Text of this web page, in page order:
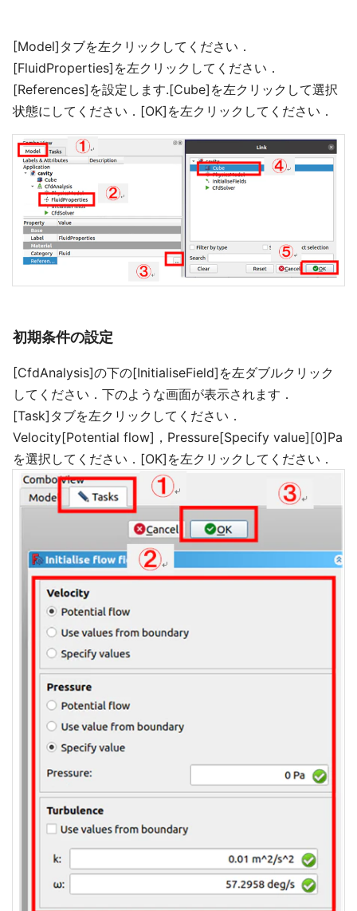
[Model]タブを左クリックしてください．
[FluidProperties]を左クリックしてください．
[References]を設定します.[Cube]を左クリックして選択
状態にしてください．[OK]を左クリックしてください．
初期条件の設定
[CfdAnalysis]の下の[InitialiseField]を左ダブルクリック
してください．下のような画面が表示されます．
[Task]タブを左クリックしてください．
Velocity[Potential flow]，Pressure[Specify value][0]Pa
を選択してください．[OK]を左クリックしてください．